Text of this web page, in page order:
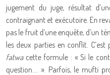
jugement du juge, résultat
contraignant et exécutoire. En
pas le fruit d’une enquête, d’un
les deux parties en conflit.
fatwacette formule : « Si le
question…. ». Parfois, le mufti